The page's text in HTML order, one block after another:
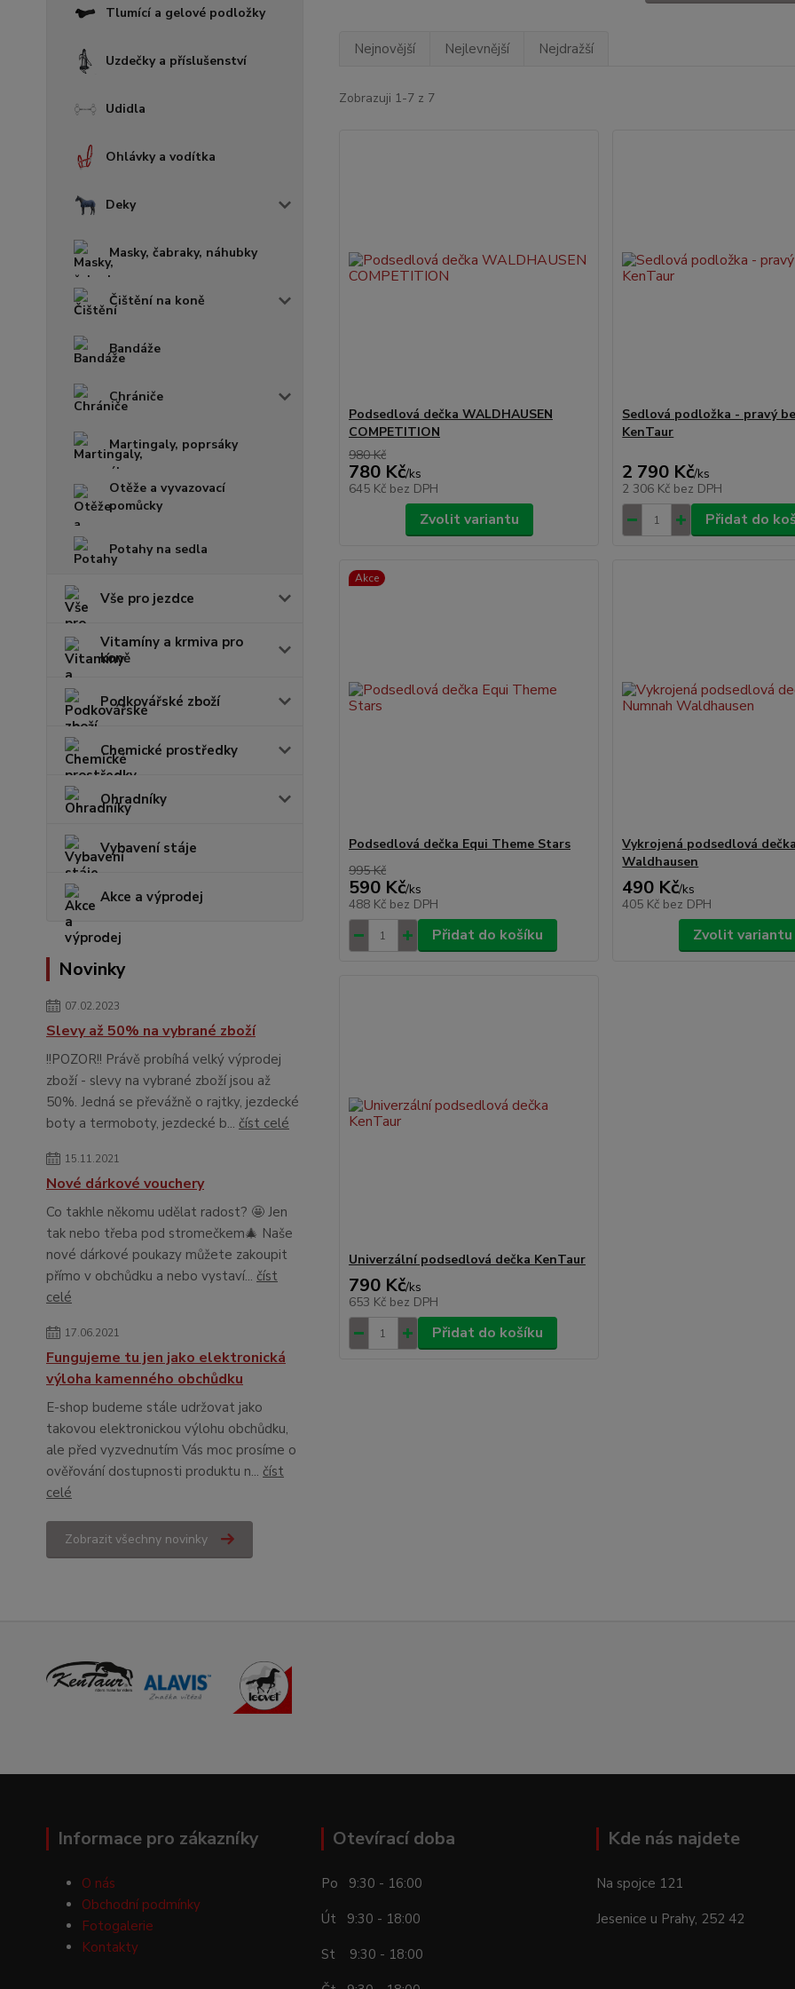
Tlumící a gelové podložky
Uzdečky a příslušenství
Udidla
Ohlávky a vodítka
Deky
Masky, čabraky, náhubky
Čištění na koně
Bandáže
Chrániče
Martingaly, poprsáky
Otěže a vyvazovací
pomůcky
Potahy na sedla
Vše pro jezdce
Vitamíny a krmiva pro
koně
Podkovářské zboží
Chemické prostředky
Ohradníky
Vybavení stáje
Akce a výprodej
Novinky
07.02.2023
Slevy až 50% na vybrané zboží
!!POZOR!! Právě probíhá velký výprodej
zboží - slevy na vybrané zboží jsou až
50%. Jedná se převážně o rajtky, jezdecké
boty a termoboty, jezdecké b... číst celé
15.11.2021
Nové dárkové vouchery
Co takhle někomu udělat radost? 🤩 Jen
tak nebo třeba pod stromečkem🎄 Naše
nové dárkové poukazy můžete zakoupit
přímo v obchůdku a nebo vystaví... číst
celé
17.06.2021
Fungujeme tu jen jako elektronická
výloha kamenného obchůdku
E-shop budeme stále udržovat jako
takovou elektronickou výlohu obchůdku,
ale před vyzvednutím Vás moc prosíme o
ověřování dostupnosti produktu n... číst
celé
Zobrazit všechny novinky
Nejnovější Nejlevnější Nejdražší
Zobrazuji 1-7 z 7
Podsedlová dečka WALDHAUSEN
COMPETITION
980 Kč
780 Kč/ks
645 Kč bez DPH
Zvolit variantu
Sedlová podložka - pravý
KenTaur
2 790 Kč/ks
2 306 Kč bez DPH
Přidat do
Akce
Podsedlová dečka Equi Theme Stars
995 Kč
590 Kč/ks
488 Kč bez DPH
Přidat do košíku
Vykrojená podsedlová
Waldhausen
490 Kč/ks
405 Kč bez DPH
Zvolit variantu
Univerzální podsedlová dečka KenTaur
790 Kč/ks
653 Kč bez DPH
Přidat do košíku
Informace pro zákazníky
O nás
Obchodní podmínky
Fotogalerie
Kontakty
Otevírací doba
Po 9:30 - 16:00
Út 9:30 - 18:00
St 9:30 - 18:00
Kde nás najdete
Na spojce 121
Jesenice u Prahy, 252 42